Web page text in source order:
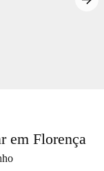
em Florença